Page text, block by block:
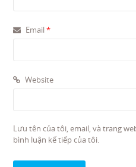
Email*
Website
Lưu tên của tôi, email, và trang
bình luận kế tiếp của tôi.